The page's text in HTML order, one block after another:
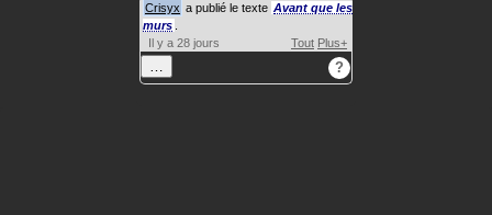
Crisyx a publié le texte Avant que les
murs
Il y a 28 jours
Tout Plus+
… ?